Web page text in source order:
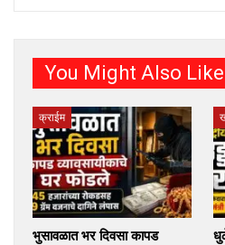
You Might Also Like
क्राईम
भुसावळात भर दिवसा कापड